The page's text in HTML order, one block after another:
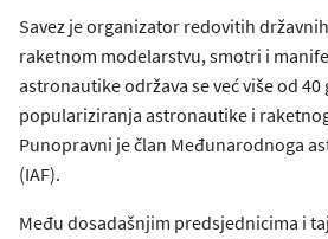
Savez je organizator redovitih
raketnom modelarstvu, smotri i
astronautike održava se već više od 40
populariziranja astronautike i
Punopravni je član Međunarodnoga
(IAF).
Među dosadašnjim predsjednicima i